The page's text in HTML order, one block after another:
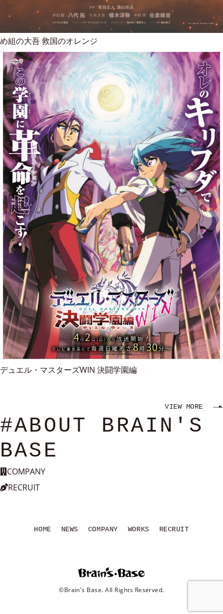
め組の大吾 救国のオレンジ
デュエル・マスターズWIN 決闘学園編
VIEW MORE
#ABOUT BRAIN'S
BASE
COMPANY
RECRUIT
HOME NEWS COMPANY WORKS RECRUIT
©Brain's Base. All Rights Reserved.